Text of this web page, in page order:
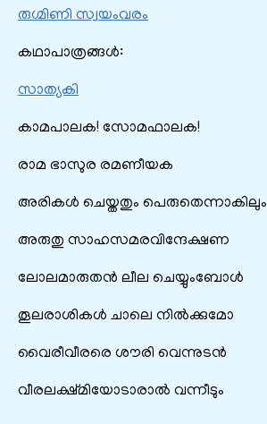
രുഗ്മിണി സ്വയംവരം
കഥാപാത്രങ്ങൾ:
സാത്യകി
കാമപാലക! സോമഫാലക!
രാമ ഭാസുര രമണീയക
അരികൾ ചെയ്തതും പെരുതെന്നാകിലും
അരുതു സാഹസമരവിന്ദേക്ഷണ
ലോലമാരുതൻ ലീല ചെയ്യുംബോൾ
തൂലരാശികൾ ചാലെ നിൽക്കുമോ
വൈരീവീരരെ ശൗരി വെന്നുടൻ
വീരലക്ഷ്മിയോടാരാൽ വന്നീടും